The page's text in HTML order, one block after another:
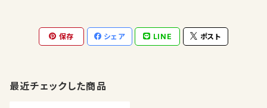
保存 シェア LINE ポスト
最近チェックした商品